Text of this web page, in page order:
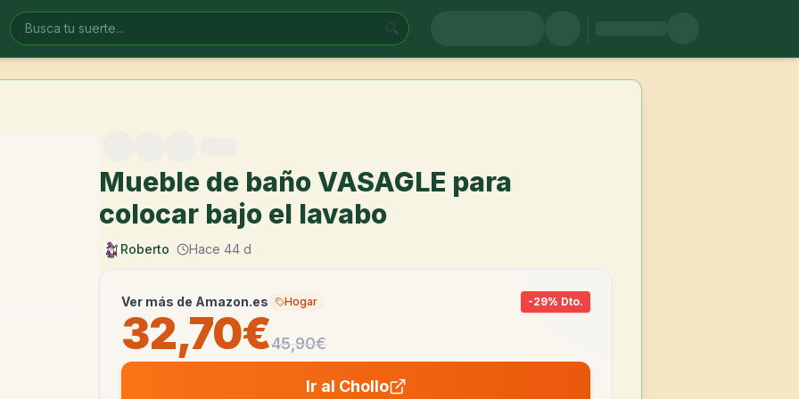
🔍
Mueble de baño VASAGLE para
colocar bajo el lavabo
Roberto Hace 44 d
Ver más de Amazon.es Hogar -29% Dto.
32,70€45,90€
Ir al Chollo